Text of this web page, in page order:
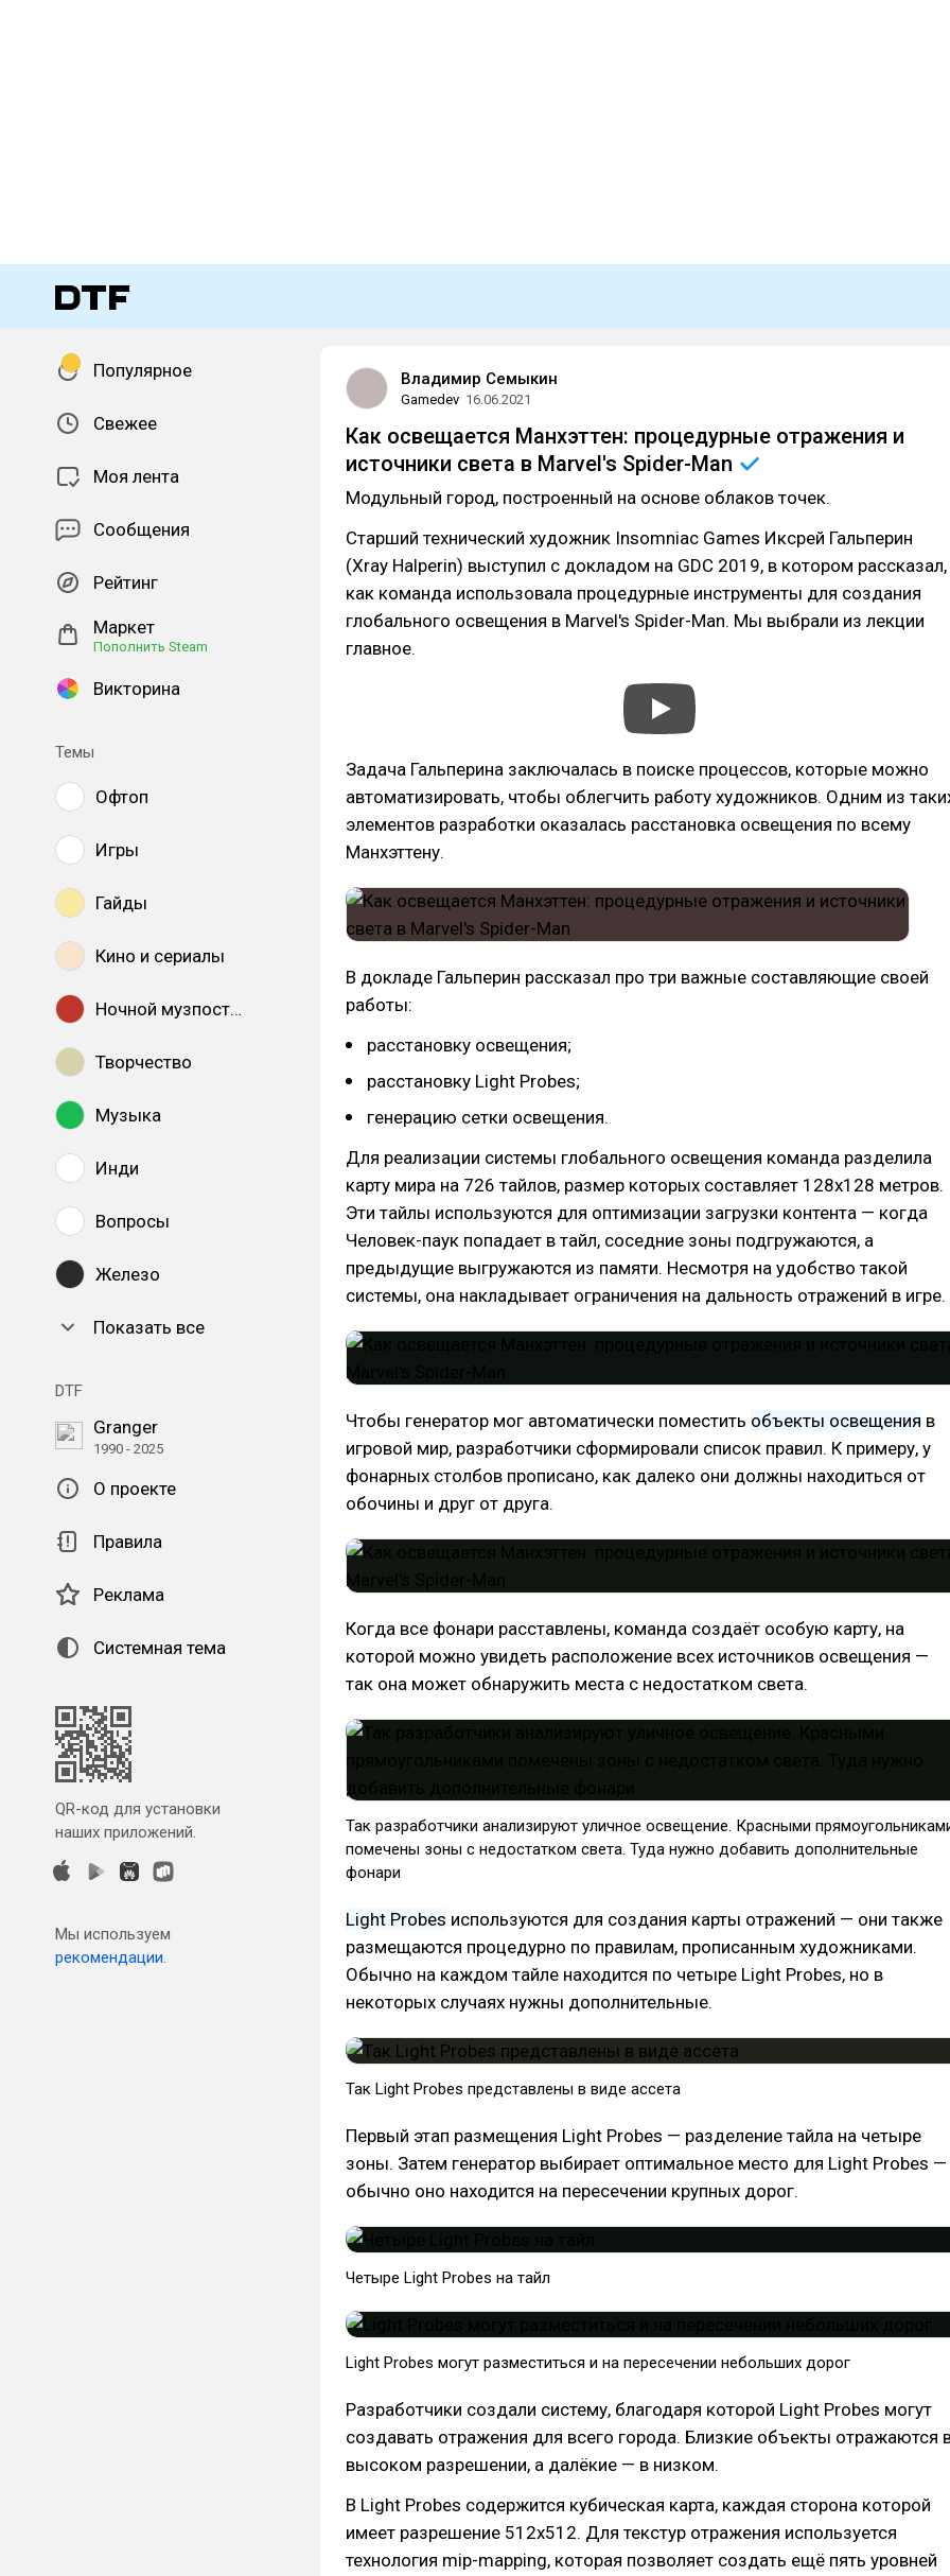
Популярное
Свежее
Моя лента
Сообщения
Рейтинг
Маркет
Пополнить Steam
Викторина
Темы
Офтоп
Игры
Гайды
Кино и сериалы
Ночной музпостинг
Творчество
Музыка
Инди
Вопросы
Железо
Показать все
DTF
Granger
1990 - 2025
О проекте
Правила
Реклама
Системная тема
QR-код для установки
наших приложений.
Мы используем
рекомендации.
Владимир Семыкин
Gamedev 16.06.2021
Как освещается Манхэттен: процедурные отражения и
источники света в Marvel's Spider-Man
Модульный город, построенный на основе облаков точек.
Старший технический художник Insomniac Games Иксрей Гальперин
(Xray Halperin) выступил с докладом на GDC 2019, в котором рассказал,
как команда использовала процедурные инструменты для создания
глобального освещения в Marvel's Spider-Man. Мы выбрали из лекции
главное.
Задача Гальперина заключалась в поиске процессов, которые можно
автоматизировать, чтобы облегчить работу художников. Одним из
элементов разработки оказалась расстановка освещения по всему
Манхэттену.
В докладе Гальперин рассказал про три важные составляющие своей
работы:
расстановку освещения;
расстановку Light Probes;
генерацию сетки освещения.
Для реализации системы глобального освещения команда разделила
карту мира на 726 тайлов, размер которых составляет 128х128 метров.
Эти тайлы используются для оптимизации загрузки контента — когда
Человек-паук попадает в тайл, соседние зоны подгружаются, а
предыдущие выгружаются из памяти. Несмотря на удобство такой
системы, она накладывает ограничения на дальность отражений в игре.
Чтобы генератор мог автоматически поместить объекты освещения в
игровой мир, разработчики сформировали список правил. К примеру, у
фонарных столбов прописано, как далеко они должны находиться от
обочины и друг от друга.
Когда все фонари расставлены, команда создаёт особую карту, на
которой можно увидеть расположение всех источников освещения —
так она может обнаружить места с недостатком света.
Так разработчики анализируют уличное освещение. Красными
помечены зоны с недостатком света. Туда нужно добавить дополнительные
фонари
Light Probes используются для создания карты отражений — они также
размещаются процедурно по правилам, прописанным художниками.
Обычно на каждом тайле находится по четыре Light Probes, но в
некоторых случаях нужны дополнительные.
Так Light Probes представлены в виде ассета
Первый этап размещения Light Probes — разделение тайла на четыре
зоны. Затем генератор выбирает оптимальное место для Light Probes —
обычно оно находится на пересечении крупных дорог.
Четыре Light Probes на тайл
Light Probes могут разместиться и на пересечении небольших дорог
Разработчики создали систему, благодаря которой Light Probes могут
создавать отражения для всего города. Близкие объекты отражаются
высоком разрешении, а далёкие — в низком.
В Light Probes содержится кубическая карта, каждая сторона которой
имеет разрешение 512х512. Для текстур отражения используется
технология mip-mapping, которая позволяет создать ещё пять уровней